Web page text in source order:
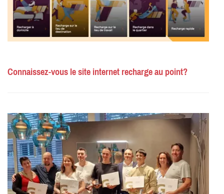
Connaissez-vous le site internet recharge au point?